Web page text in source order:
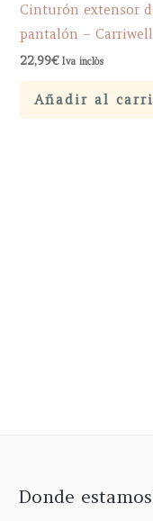
Cinturón extensor
pantalón – Carriwell
22,99€ Iva inclòs
Añadir al
Donde